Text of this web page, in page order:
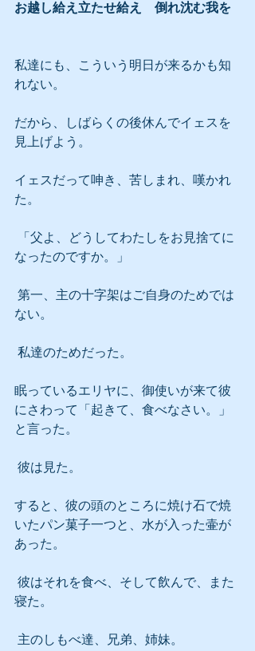
お越し給え立たせ給え　倒れ沈む我を
私達にも、こういう明日が来るかも知
れない。
だから、しばらくの後休んでイェスを
見上げよう。
イェスだって呻き、苦しまれ、嘆かれ
た。
なったのですか。」
ない。
私達のためだった。
眠っているエリヤに、御使いが来て彼
にさわって「起きて、食べなさい。」
と言った。
彼は見た。
すると、彼の頭のところに焼け石で焼
いたパン菓子一つと、水が入った壷が
あった。
寝た。
主のしもべ達、兄弟、姉妹。